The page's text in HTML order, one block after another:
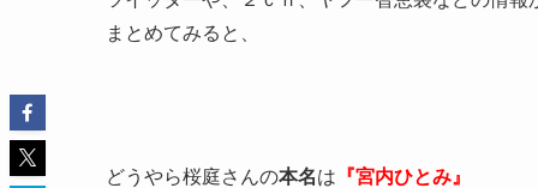
まとめてみると、
どうやら桜庭さんの本名は 『宮内ひとみ』